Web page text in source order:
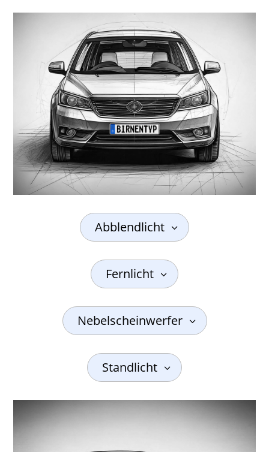
Abblendlicht
Fernlicht
Nebelscheinwerfer
Standlicht